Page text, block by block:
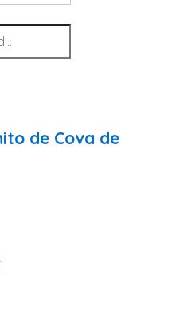
de Cova de